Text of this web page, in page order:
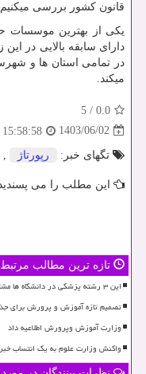
قانون کشور بررسی
یکی از بهترین موسسات
دارای سابقه بالایی در
در تمامی استان ها و
میکند.
0.0
/
5
1403/06/02
15:58:58
تگهای خبر:
رپورتاژ ,
این مطلب را می
تازه ترین مطالب مرتبط
این ۳ رشته پزشکی در دانشگاه ها مشتری ندارد!
تصمیم تازه آموزش و پرورش برای
وزارت آموزش وپرورش اطلاعیه داد
واکنش وزارت علوم به یک انتساب